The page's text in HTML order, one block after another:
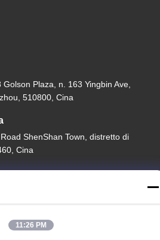
Plaza, n. 163 Yingbin Ave,
510800, Cina
ShenShan Town, distretto di
Cina
11:26 PM